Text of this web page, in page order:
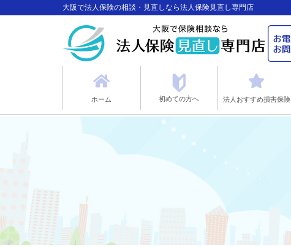
大阪で法人保険の相談・見直しなら法人保険見直し専門店
ホーム 初めての方へ 法人おすすめ損害保険